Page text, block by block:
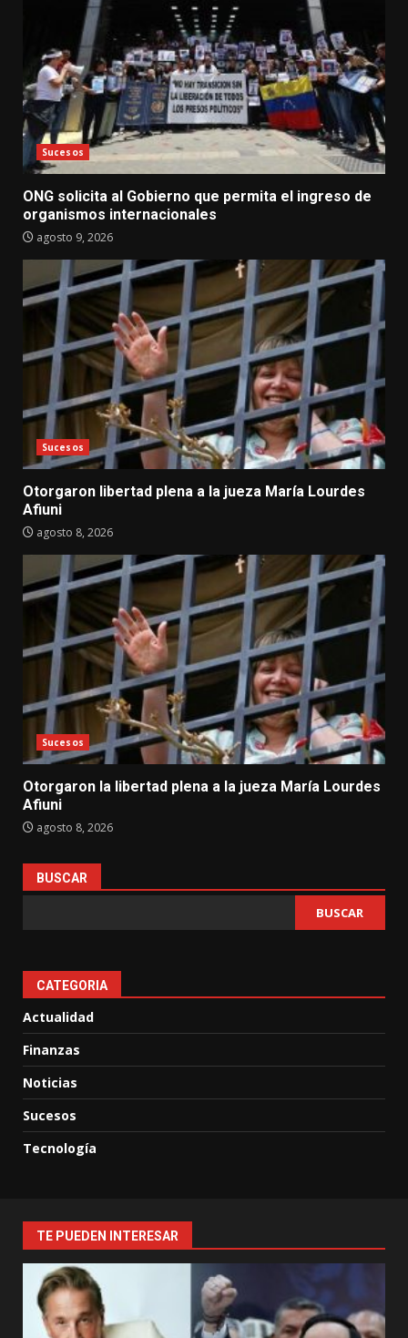
Sucesos
ONG solicita al Gobierno que permita el ingreso de
organismos internacionales
agosto 9, 2026
Sucesos
Otorgaron libertad plena a la jueza María Lourdes
Afiuni
agosto 8, 2026
Sucesos
Otorgaron la libertad plena a la jueza María Lourdes
Afiuni
agosto 8, 2026
BUSCAR
BUSCAR
CATEGORIA
Actualidad
Finanzas
Noticias
Sucesos
Tecnología
TE PUEDEN INTERESAR